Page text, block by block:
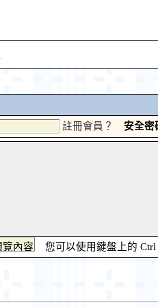
註冊會員？ 安全密
您可以使用鍵盤上的 Ctrl